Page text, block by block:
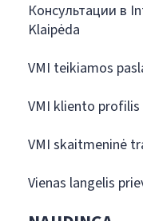
Консультации в
Klaipėda
VMI teikiamos
VMI kliento profilis
VMI skaitmeninė
Vienas langelis